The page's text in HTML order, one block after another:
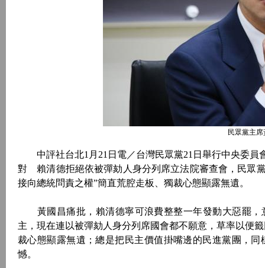
民眾黨主
中評社台北1月21日電／台灣民眾黨21日舉行中央委員
對 賴清德拒絕依被彈劾人身分列席立法院審查會，民眾
接向總統問責之權”簡直荒腔走板、獨裁心態顯露無遺。
黃國昌痛批，賴清德寧可浪費整整一年發動大惡罷，
主，現在連以被彈劾人身分列席國會都不願意，草率以便
裁心態顯露無遺；總是把民主價值掛嘴邊的民進黨團，
憾。